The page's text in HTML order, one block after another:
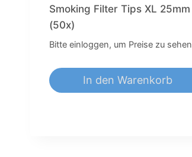
Smoking Filter Tips XL 25mm
(50x)
Bitte einloggen, um Preise zu sehen
In den Warenkorb